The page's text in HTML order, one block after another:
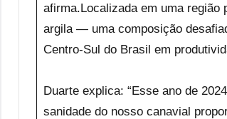
afirma.Localizada em uma região
argila — uma composição
Centro-Sul do Brasil em
Duarte explica: “Esse ano de
sanidade do nosso canavial